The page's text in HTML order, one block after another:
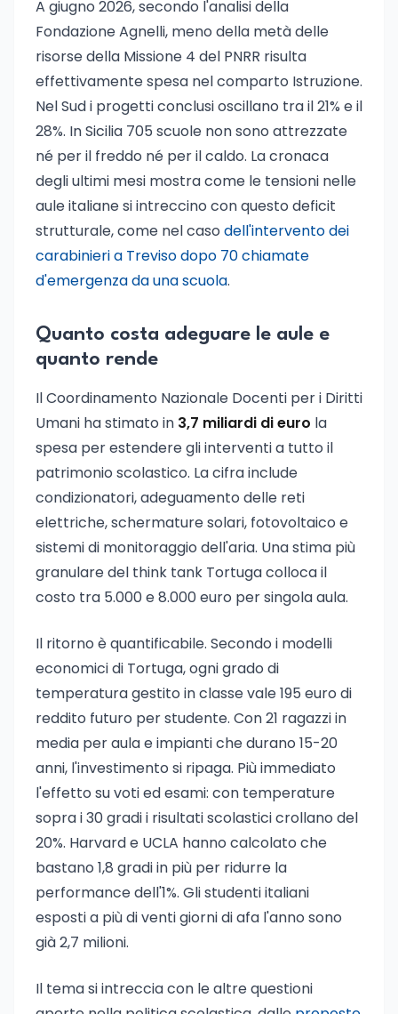
A giugno 2026, secondo l'analisi della
Fondazione Agnelli, meno della metà delle
risorse della Missione 4 del PNRR risulta
effettivamente spesa nel comparto Istruzione.
Nel Sud i progetti conclusi oscillano tra il 21% e il
28%. In Sicilia 705 scuole non sono attrezzate
né per il freddo né per il caldo. La cronaca
degli ultimi mesi mostra come le tensioni nelle
aule italiane si intreccino con questo deficit
strutturale, come nel caso dell'intervento dei
carabinieri a Treviso dopo 70 chiamate
d'emergenza da una scuola.
Quanto costa adeguare le aule e
quanto rende
Il Coordinamento Nazionale Docenti per i Diritti
Umani ha stimato in 3,7 miliardi di euro la
spesa per estendere gli interventi a tutto il
patrimonio scolastico. La cifra include
condizionatori, adeguamento delle reti
elettriche, schermature solari, fotovoltaico e
sistemi di monitoraggio dell'aria. Una stima più
granulare del think tank Tortuga colloca il
costo tra 5.000 e 8.000 euro per singola aula.
Il ritorno è quantificabile. Secondo i modelli
economici di Tortuga, ogni grado di
temperatura gestito in classe vale 195 euro di
reddito futuro per studente. Con 21 ragazzi in
media per aula e impianti che durano 15-20
anni, l'investimento si ripaga. Più immediato
l'effetto su voti ed esami: con temperature
sopra i 30 gradi i risultati scolastici crollano del
20%. Harvard e UCLA hanno calcolato che
bastano 1,8 gradi in più per ridurre la
performance dell'1%. Gli studenti italiani
esposti a più di venti giorni di afa l'anno sono
già 2,7 milioni.
Il tema si intreccia con le altre questioni